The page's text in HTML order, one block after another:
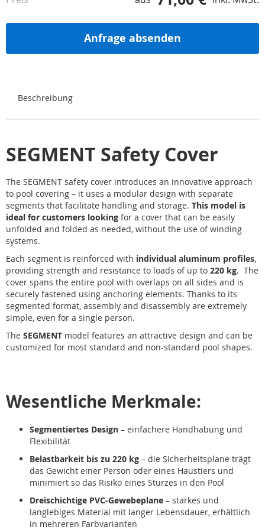
Anfrage absenden
Beschreibung
SEGMENT Safety Cover
The SEGMENT safety cover introduces an innovative approach
to pool covering – it uses a modular design with separate
segments that facilitate handling and storage. This model is
ideal for customers looking for a cover that can be easily
unfolded and folded as needed, without the use of winding
systems.
Each segment is reinforced with individual aluminum profiles,
providing strength and resistance to loads of up to 220 kg. The
cover spans the entire pool with overlaps on all sides and is
securely fastened using anchoring elements. Thanks to its
segmented format, assembly and disassembly are extremely
simple, even for a single person.
The SEGMENT model features an attractive design and can be
customized for most standard and non-standard pool shapes.
Wesentliche Merkmale:
Segmentiertes Design – einfachere Handhabung und
Flexibilität
Belastbarkeit bis zu 220 kg – die Sicherheitsplane trägt
das Gewicht einer Person oder eines Haustiers und
minimiert so das Risiko eines Sturzes in den Pool
Dreischichtige PVC-Gewebeplane – starkes und
langlebiges Material mit langer Lebensdauer, erhältlich
in mehreren Farbvarianten